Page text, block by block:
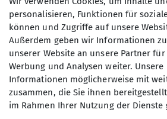
oder Überschreitungen,
schwierig.
Wichtig sind uns dabei
Erlebnisse in der Natur
und umweltbewusste
Fotos und Berichte
Touren siehe: Rückblick
Wir treffen uns im
20€ für Sektionsmitglieder,
Mitglieder anderer Sektionen:
Maximale Teilnehmeranzahl
12
personalisieren, Funktionen für
können und Zugriffe auf unsere
Außerdem geben wir Informationen
unserer Website an unsere Partner
Werbung und Analysen weiter.
Informationen möglicherweise mit
zusammen, die Sie ihnen
im Rahmen Ihrer Nutzung der Dienste